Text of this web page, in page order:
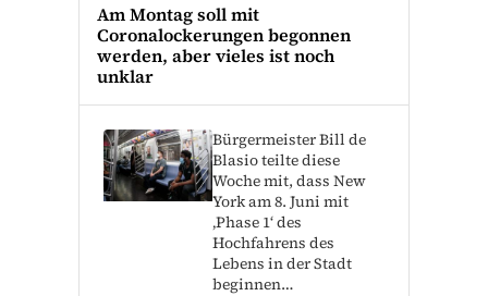
Am Montag soll mit
Coronalockerungen begonnen
werden, aber vieles ist noch
unklar
Bürgermeister Bill de
Blasio teilte diese
Woche mit, dass New
York am 8. Juni mit
‚Phase 1‘ des
Hochfahrens des
Lebens in der Stadt
beginnen…